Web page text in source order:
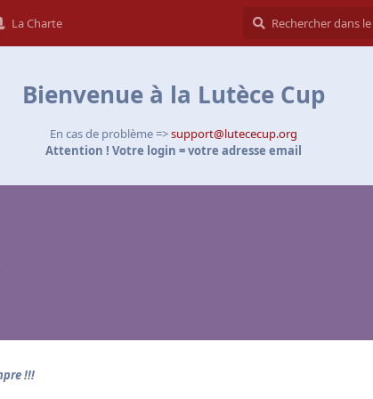
La Charte
Bienvenue à la Lutèce Cup
En cas de problème =>support@lutececup.org
Attention ! Votre login = votre adresse email
!!!